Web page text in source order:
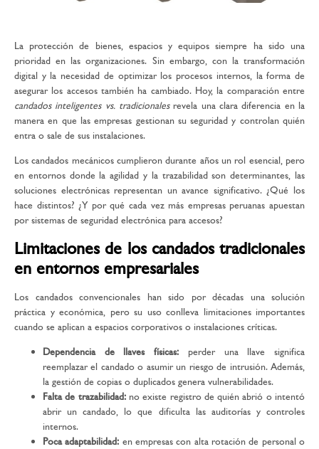
La protección de bienes, espacios y equipos siempre ha sido una
prioridad en las organizaciones. Sin embargo, con la transformación
digital y la necesidad de optimizar los procesos internos, la forma de
asegurar los accesos también ha cambiado. Hoy, la comparación entre
candados inteligentes vs. tradicionalesrevela una clara diferencia en la
manera en que las empresas gestionan su seguridad y controlan quién
entra o sale de sus instalaciones.
Los candados mecánicos cumplieron durante años un rol esencial, pero
en entornos donde la agilidad y la trazabilidad son determinantes, las
soluciones electrónicas representan un avance significativo. ¿Qué los
hace distintos? ¿Y por qué cada vez más empresas peruanas apuestan
por sistemas de seguridad electrónica para accesos?
Limitaciones de los candados tradicionales
en entornos empresariales
Los candados convencionales han sido por décadas una solución
práctica y económica, pero su uso conlleva limitaciones importantes
cuando se aplican a espacios corporativos o instalaciones críticas.
Dependencia de llaves físicas: perder una llave significa
reemplazar el candado o asumir un riesgo de intrusión. Además,
la gestión de copias o duplicados genera vulnerabilidades.
Falta de trazabilidad:no existe registro de quién abrió o intentó
abrir un candado, lo que dificulta las auditorías y controles
internos.
Poca adaptabilidad: en empresas con alta rotación de personal o